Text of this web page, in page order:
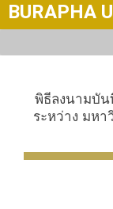
BURAPHA
พิธีลงนามบัน
ระหว่าง มห